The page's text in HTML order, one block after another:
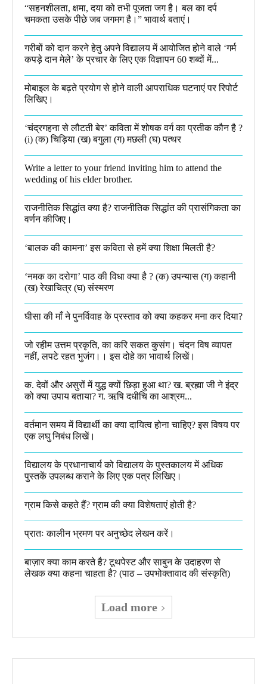
“सहनशीलता, क्षमा, दया को तभी पूजता जग है। बल का दर्प
चमकता उसके पीछे जब जगमग है।”​ भावार्थ बताएं।
गरीबों को दान करने हेतु अपने विद्यालय में आयोजित होने वाले ‘गर्म
कपड़े दान मेले’ के प्रचार के लिए एक विज्ञापन 60 शब्दों में...
मोबाइल के बढ़ते प्रयोग से होने वाली आपराधिक घटनाएं पर रिपोर्ट
लिखिए।
‘चंद्रगहना से लौटती बेर’ कविता में शोषक वर्ग का प्रतीक कौन है ?
(i) (क) चिड़िया (ख) बगुला (ग) मछली (घ) पत्थर
Write a letter to your friend inviting him to attend the
wedding of his elder brother.
राजनीतिक सिद्धांत क्या है? राजनीतिक सिद्धांत की प्रासंगिकता का
वर्णन कीजिए।
‘बालक की कामना’ इस कविता से हमें क्या शिक्षा मिलती है?
‘नमक का दरोगा’ पाठ की विधा क्या है ? (क) उपन्यास (ग) कहानी
(ख) रेखाचित्र (घ) संस्मरण​
घीसा की माँ ने पुनर्विवाह के प्रस्ताव को क्या कहकर मना कर दिया?
जो रहीम उत्तम प्रकृति, का करि सकत कुसंग। चंदन विष व्यापत
नहीं, लपटे रहत भुजंग।। इस दोहे का भावार्थ लिखें।
क. देवों और असुरों में युद्ध क्यों छिड़ा हुआ था? ख. ब्रह्मा जी ने इंद्र
को क्या उपाय बताया? ग. ऋषि दधीचि का आश्रम...
वर्तमान समय में विद्यार्थी का क्या दायित्व होना चाहिए? इस विषय पर
एक लघु निबंध लिखें।
विद्यालय के प्रधानाचार्य को विद्यालय के पुस्तकालय में अधिक
पुस्तकें उपलब्ध कराने के लिए एक पत्र लिखिए।
ग्राम किसे कहते हैं? ग्राम की क्या विशेषताएं होती है?​
प्रातः कालीन भ्रमण पर अनुच्छेद लेखन करें।
बाज़ार क्या काम करते है? टूथपेस्ट और साबुन के उदाहरण से
लेखक क्या कहना चाहता है? (पाठ – उपभोक्तावाद की संस्कृति)
Load more